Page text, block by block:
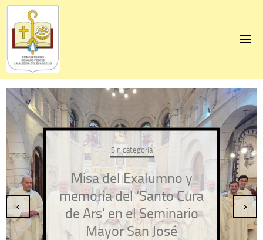
Skip
content
Sin categoría
Misa del Exalumno y
memoria del ‘Santo Cura
de Ars’ en el Seminario
Mayor San José
‹ ›